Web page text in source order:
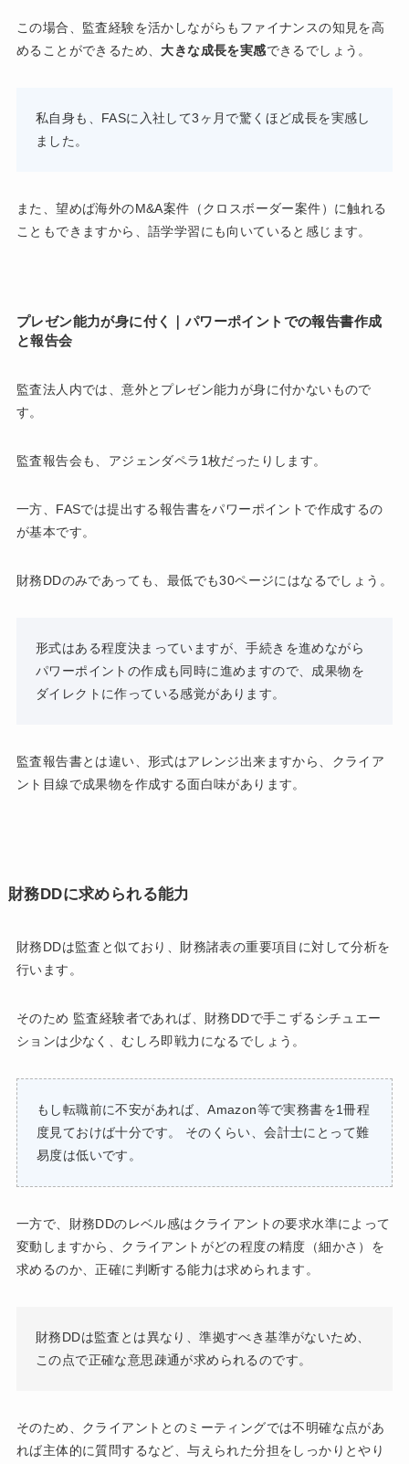
この場合、監査経験を活かしながらもファイナンスの知見を高
めることができるため、 大きな成長を実感できるでしょう。
私自身も、FASに入社して3ヶ月で驚くほど成長を実感し
ました。
また、望めば海外のM&A案件（クロスボーダー案件）に触れる
こともできますから、語学学習にも向いていると感じます。
プレゼン能力が身に付く｜パワーポイントでの報告書作成
と報告会
監査法人内では、意外とプレゼン能力が身に付かないもので
す。
監査報告会も、アジェンダペラ1枚だったりします。
一方、FASでは提出する報告書をパワーポイントで作成するの
が基本です。
財務DDのみであっても、最低でも30ページにはなるでしょう。
形式はある程度決まっていますが、手続きを進めながら
パワーポイントの作成も同時に進めますので、成果物を
ダイレクトに作っている感覚があります。
監査報告書とは違い、形式はアレンジ出来ますから、クライア
ント目線で成果物を作成する面白味があります。
財務DDに求められる能力
財務DDは監査と似ており、財務諸表の重要項目に対して分析を
行います。
そのため 監査経験者であれば、財務DDで手こずるシチュエー
ションは少なく、むしろ即戦力になるでしょう。
もし転職前に不安があれば、Amazon等で実務書を1冊程
度見ておけば十分です。 そのくらい、会計士にとって難
易度は低いです。
一方で、財務DDのレベル感はクライアントの要求水準によって
変動しますから、クライアントがどの程度の精度（細かさ）を
求めるのか、正確に判断する能力は求められます。
財務DDは監査とは異なり、準拠すべき基準がないため、
この点で正確な意思疎通が求められるのです。
そのため、クライアントとのミーティングでは不明確な点があ
れば主体的に質問するなど、与えられた分担をしっかりとやり